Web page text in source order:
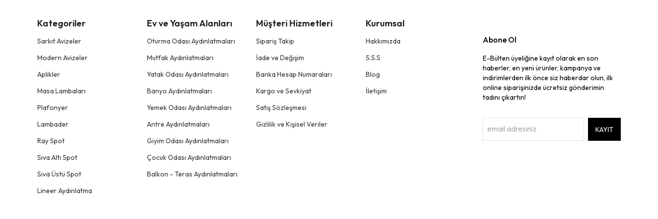
Kategoriler
Sarkıt Avizeler
Modern Avizeler
Aplikler
Masa Lambaları
Plafonyer
Lambader
Ray Spot
Sıva Altı Spot
Sıva Üstü Spot
Lineer Aydınlatma
Ev ve Yaşam Alanları
Oturma Odası Aydınlatmaları
Mutfak Aydınlatmaları
Yatak Odası Aydınlatmaları
Banyo Aydınlatmaları
Yemek Odası Aydınlatmaları
Antre Aydınlatmaları
Giyim Odası Aydınlatmaları
Çocuk Odası Aydınlatmaları
Balkon - Teras Aydınlatmaları
Müşteri Hizmetleri
Sipariş Takip
İade ve Değişim
Banka Hesap Numaraları
Kargo ve Sevkiyat
Satış Sözleşmesi
Gizlilik ve Kişisel Veriler
Kurumsal
Hakkımızda
S.S.S
Blog
İletişim
Abone Ol
E-Bülten üyeliğine kayıt olarak en son
haberler, en yeni ürünler, kampanya ve
indirimlerden ilk önce siz haberdar olun, ilk
online siparişinizde ücretsiz gönderimin
tadını çıkartın!
KAYIT